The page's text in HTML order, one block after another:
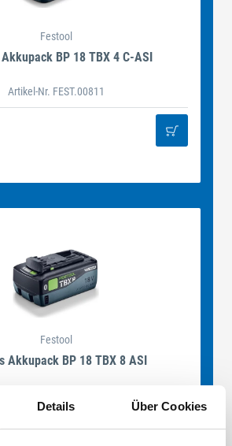
Details Über Cookies
Festool
BP 18 TBX 4 C-ASI
Artikel-Nr. FEST.00811
Festool
Akkupack BP 18 TBX 8 ASI